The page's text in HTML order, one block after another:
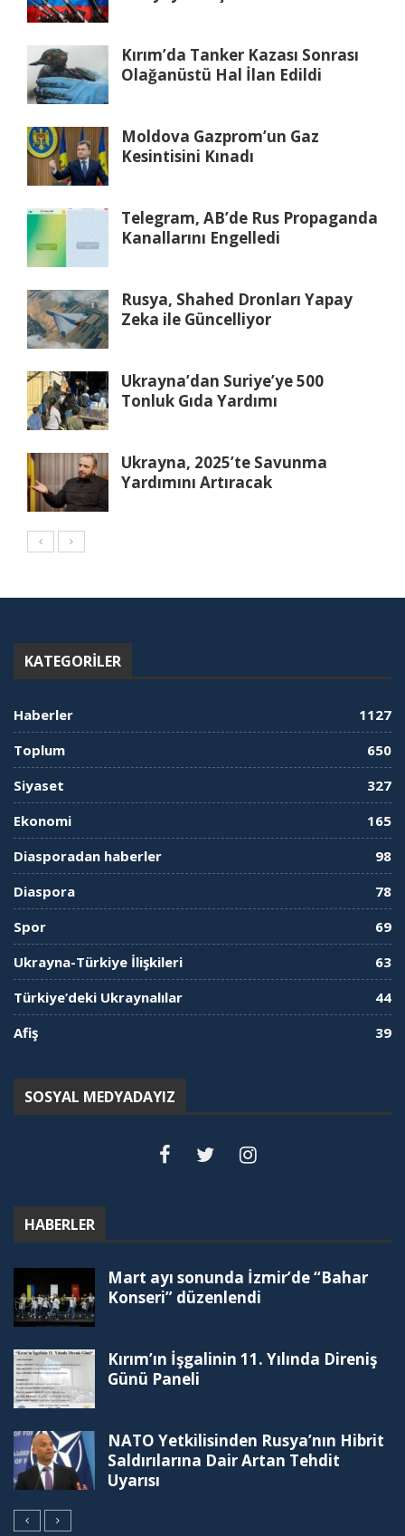
Kırım’da Tanker Kazası Sonrası
Olağanüstü Hal İlan Edildi
Moldova Gazprom’un Gaz
Kesintisini Kınadı
Telegram, AB’de Rus Propaganda
Kanallarını Engelledi
Rusya, Shahed Dronları Yapay
Zeka ile Güncelliyor
Ukrayna’dan Suriye’ye 500
Tonluk Gıda Yardımı
Ukrayna, 2025’te Savunma
Yardımını Artıracak
KATEGORILER
Haberler
1127
Toplum
650
Siyaset
327
Ekonomi
165
Diasporadan haberler
98
Diaspora
78
Spor
69
Ukrayna-Türkiye İlişkileri
63
Türkiye’deki Ukraynalılar
44
Afiş
39
SOSYAL MEDYADAYIZ
HABERLER
Mart ayı sonunda İzmir’de “Bahar
Konseri” düzenlendi
Kırım’ın İşgalinin 11. Yılında Direniş
Günü Paneli
NATO Yetkilisinden Rusya’nın Hibrit
Saldırılarına Dair Artan Tehdit
Uyarısı